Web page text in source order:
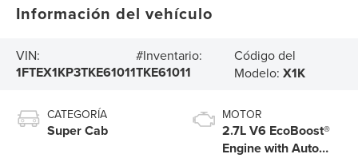
Información del vehículo
VIN:
1FTEX1KP3TKE61011
#Inventario:
TKE61011
Código del
Modelo:X1K
CATEGORÍA
Super Cab
MOTOR
2.7L V6 EcoBoost®
Engine with Auto